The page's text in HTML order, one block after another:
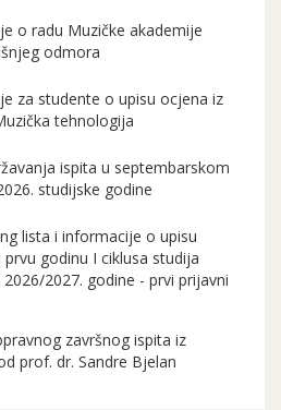
o radu Muzičke akademije
odmora
za studente o upisu ocjena iz
tehnologija
ispita u septembarskom
studijske godine
lista i informacije o upisu
godinu I ciklusa studija
2027. godine - prvi prijavni
završnog ispita iz
prof. dr. Sandre Bjelan